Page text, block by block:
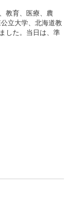
教育、医療、農
立大学、北海道教
した。当日は、準